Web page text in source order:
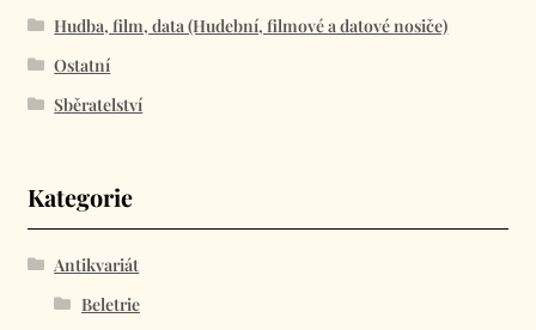
Hudba, film, data (Hudební, filmové a datové nosiče)
Ostatní
Sběratelství
Kategorie
Antikvariát
Beletrie